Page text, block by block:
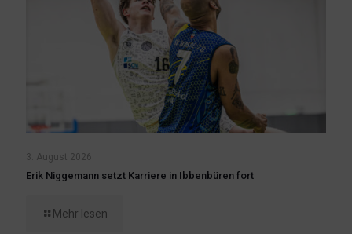
3. August 2026
Erik Niggemann setzt Karriere in Ibbenbüren fort
Mehr lesen